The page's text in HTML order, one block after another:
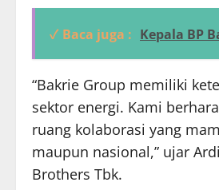
✓ Baca juga : Kepala BP
“Bakrie Group memiliki
sektor energi. Kami
ruang kolaborasi yang
maupun nasional,” ujar
Brothers Tbk.